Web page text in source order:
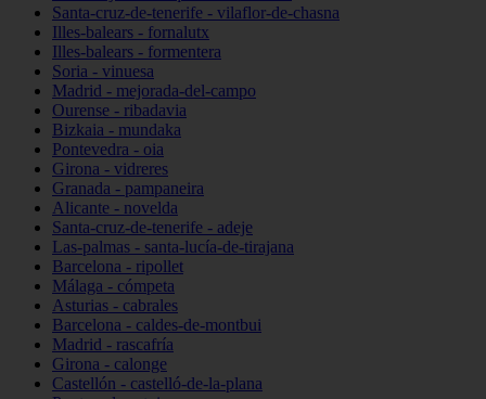
Santa-cruz-de-tenerife - vilaflor-de-chasna
Illes-balears - fornalutx
Illes-balears - formentera
Soria - vinuesa
Madrid - mejorada-del-campo
Ourense - ribadavia
Bizkaia - mundaka
Pontevedra - oia
Girona - vidreres
Granada - pampaneira
Alicante - novelda
Santa-cruz-de-tenerife - adeje
Las-palmas - santa-lucía-de-tirajana
Barcelona - ripollet
Málaga - cómpeta
Asturias - cabrales
Barcelona - caldes-de-montbui
Madrid - rascafría
Girona - calonge
Castellón - castelló-de-la-plana